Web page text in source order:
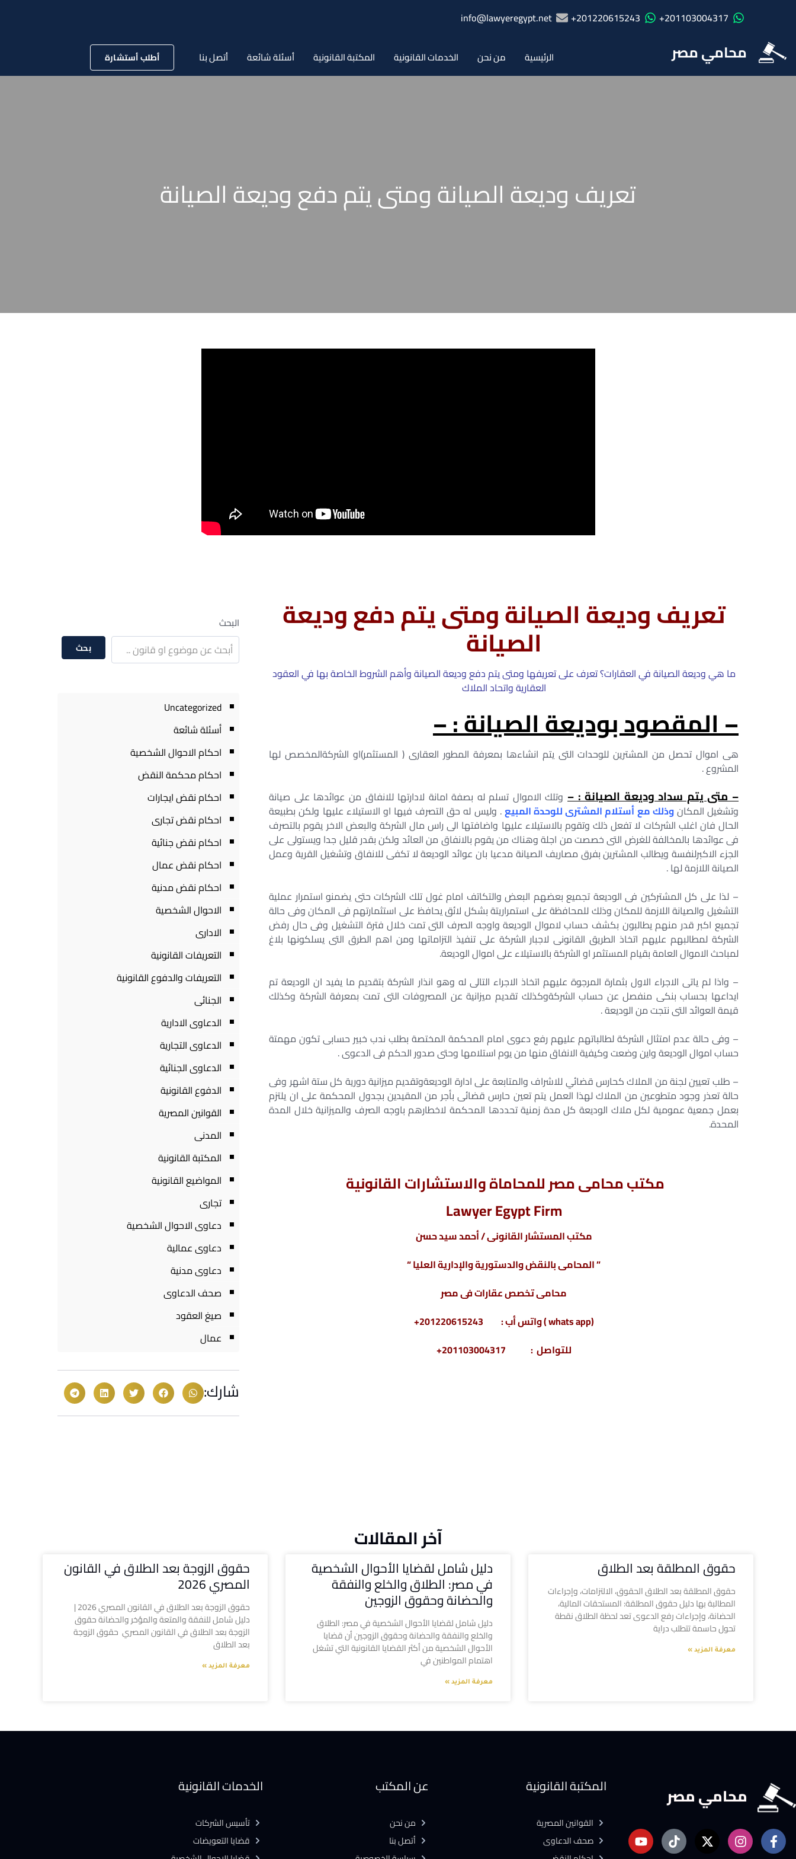
201103004317+
201220615243+
info@lawyeregypt.net
محامي مصر الرئيسية من نحن الخدمات القانونية المكتبة القانونية أسئلة شائعة أتصل بنا أطلب أستشارة
تعريف وديعة الصيانة ومتى يتم دفع وديعة الصيانة
تعريف وديعة الصيانة ومتى يتم دفع وديعة
الصيانة
ما هي وديعة الصيانة في العقارات؟ تعرف على تعريفها ومتى يتم دفع وديعة الصيانة وأهم الشروط الخاصة بها في العقود
العقارية واتحاد الملاك
– المقصود بوديعة الصيانة : –
هى اموال تحصل من المشترين للوحدات التى يتم انشاءها بمعرفة المطور العقارى ( المستثمر)او الشركةالمخصص لها
المشروع .
– متى يتم سداد وديعة الصيانة : –وتلك الاموال تسلم له بصفة امانة لادارتها للانفاق من عوائدها على صيانة
وتشغيل المكانوذلك مع أستلام المشترى للوحدة المبيع. وليس له حق التصرف فيها او الاستيلاء عليها ولكن بطبيعة
الحال فان اغلب الشركات لا تفعل ذلك وتقوم بالاستيلاء عليها واضافتها الى راس مال الشركة والبعض الاخر يقوم بالتصرف
فى عوائدها بالمخالفة للغرض التى خصصت من اجلة وهناك من يقوم بالانفاق من العائد ولكن بقدر قليل جدا ويستولى على
الجزء الاكبرلنفسة ويطالب المشترين بفرق مصاريف الصيانة مدعيا بان عوائد الوديعة لا تكفى للانفاق وتشغيل القرية وعمل
الصيانة اللازمة لها .
– لذا على كل المشتركين فى الوديعة تجميع بعضهم البعض والتكاتف امام غول تلك الشركات حتى يضمنو استمرار عملية
التشغيل والصيانة اللازمة للمكان وذلك للمحافظة على استمراريتة بشكل لائق يحافظ على استثمارتهم فى المكان وفى حالة
تجميع اكبر قدر منهم يطالبون بكشف حساب لاموال الوديعة واوجه الصرف التى تمت خلال فترة التشغيل وفى حال رفض
الشركة لمطالبهم عليهم اتخاذ الطريق القانونى لاجبار الشركة على تنفيذ التزاماتها ومن اهم الطرق التى يسلكونها بلاغ
لمباحث الاموال العامة بقيام المستثمر او الشركة بالاستيلاء على اموال الوديعة.
– واذا لم ياتى الاجراء الاول بثمارة المرجوة عليهم اتخاذ الاجراء التالى له وهو انذار الشركة بتقديم ما يفيد ان الوديعة تم
ايداعها بحساب بنكى منفصل عن حساب الشركةوكذلك تقديم ميزانية عن المصروفات التى تمت بمعرفة الشركة وكذلك
قيمة العوائد التى نتجت من الوديعة .
– وفى حالة عدم امتثال الشركة لطالباتهم عليهم رفع دعوى امام المحكمة المختصة بطلب ندب خبير حسابى تكون مهمتة
حساب اموال الوديعة واين وضعت وكيفية الانفاق منها من يوم استلامها وحتى صدور الحكم فى الدعوى .
– طلب تعيين لجنة من الملاك كحارس قضائي للاشراف والمتابعة على ادارة الوديعةوتقديم ميزانية دورية كل ستة اشهر وفى
حالة تعذر وجود متطوعين من الملاك لهذا العمل يتم تعين حارس قضائى بأجر من المقيدين بجدول المحكمة على ان يلتزم
بعمل جمعية عمومية لكل ملاك الوديعة كل مدة زمنية تحددها المحكمة لاخطارهم باوجه الصرف والميزانية خلال المدة
المحدة.
مكتب محامى مصر للمحاماة والاستشارات القانونية
Lawyer Egypt Firm
مكتب المستشار القانونى / أحمد سيد حسن
” المحامى بالنقض والدستورية والإدارية العليا “
محامى تخصص عقارات فى مصر
(whats app ) واتس أب : 201220615243+
للتواصل : 201103004317+
البحث
بحث
Uncategorized
أسئلة شائعة
احكام الاحوال الشخصية
احكام محكمة النقض
احكام نقض ايجارات
احكام نقض تجارى
احكام نقض جنائية
احكام نقض عمال
احكام نقض مدنية
الاحوال الشخصية
الادارى
التعريفات القانونية
التعريفات والدفوع القانونية
الجنائى
الدعاوى الادارية
الدعاوى التجارية
الدعاوى الجنائية
الدفوع القانونية
القوانين المصرية
المدنى
المكتبة القانونية
المواضيع القانونية
تجارى
دعاوى الاحوال الشخصية
دعاوى عمالية
دعاوى مدنية
صحف الدعاوى
صيغ العقود
عمال
شارك:
آخر المقالات
حقوق المطلقة بعد الطلاق
حقوق المطلقة بعد الطلاق الحقوق، الالتزامات، وإجراءات
المطالبة بها دليل حقوق المطلقة: المستحقات المالية،
الحضانة، وإجراءات رفع الدعوى تعد لحظة الطلاق نقطة
تحول حاسمة تتطلب دراية
معرفة المزيد »
دليل شامل لقضايا الأحوال الشخصية
في مصر: الطلاق والخلع والنفقة
والحضانة وحقوق الزوجين
دليل شامل لقضايا الأحوال الشخصية في مصر: الطلاق
والخلع والنفقة والحضانة وحقوق الزوجين أن قضايا
الأحوال الشخصية من أكثر القضايا القانونية التي تشغل
اهتمام المواطنين في
معرفة المزيد »
حقوق الزوجة بعد الطلاق في القانون
المصري 2026
حقوق الزوجة بعد الطلاق في القانون المصري 2026 |
دليل شامل للنفقة والمتعة والمؤخر والحضانة حقوق
الزوجة بعد الطلاق في القانون المصري حقوق الزوجة
بعد الطلاق
معرفة المزيد »
محامي مصر المكتبة القانونية
القوانين المصرية
صحف الدعاوى
عن المكتب
من نحن
أتصل بنا
الخدمات القانونية
تأسيس الشركات
قضايا التعويضات